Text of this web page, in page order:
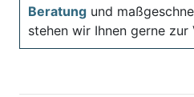
Beratung und
stehen wir Ihnen gerne zur